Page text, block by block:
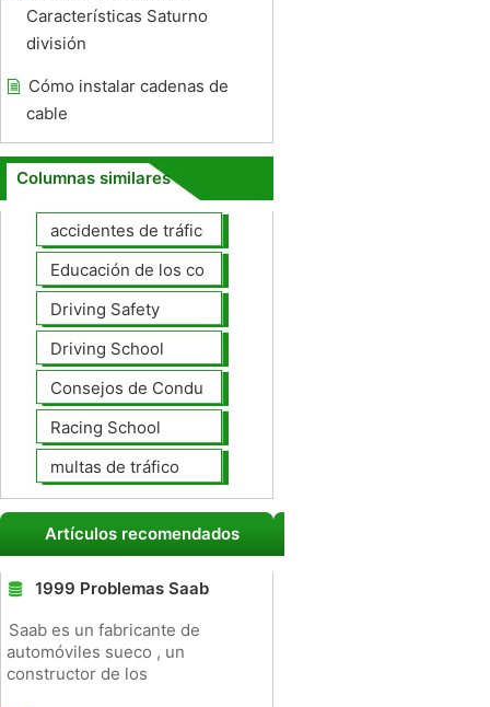
Características Saturno
división
Cómo instalar cadenas de
cable
Columnas similares
accidentes de tráfico
Educación de los conductores
Driving Safety
Driving School
Consejos de Conducción
Racing School
multas de tráfico
Artículos recomendados
1999 Problemas Saab
Saab es un fabricante de
automóviles sueco , un
constructor de los